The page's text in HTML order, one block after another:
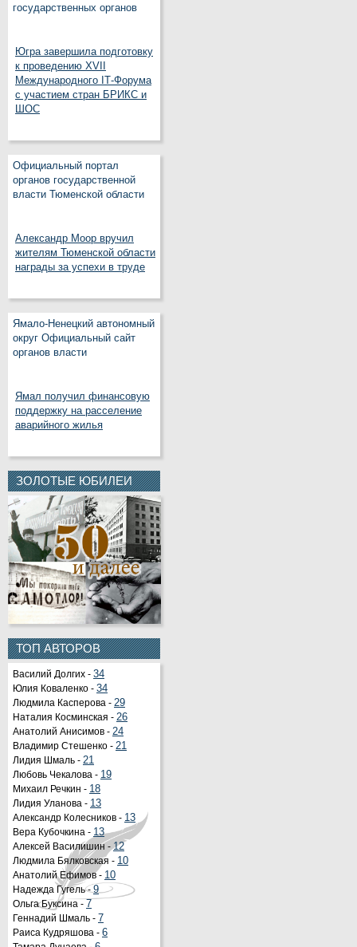
государственных органов
Югра завершила подготовку
к проведению XVII
Международного IT‑Форума
с участием стран БРИКС и
ШОС
Официальный портал
органов государственной
власти Тюменской области
Александр Моор вручил
жителям Тюменской области
награды за успехи в труде
Ямало-Ненецкий автономный
округ Официальный сайт
органов власти
Ямал получил финансовую
поддержку на расселение
аварийного жилья
ЗОЛОТЫЕ ЮБИЛЕИ
ТОП АВТОРОВ
Василий Долгих - 34
Юлия Коваленко - 34
Людмила Касперова - 29
Наталия Косминская - 26
Анатолий Анисимов - 24
Владимир Стешенко - 21
Лидия Шмаль - 21
Любовь Чекалова - 19
Михаил Речкин - 18
Лидия Уланова - 13
Александр Колесников - 13
Вера Кубочкина - 13
Алексей Василишин -12
Людмила Бялковская - 10
Анатолий Ефимов - 10
Надежда Гугель -9
Ольга Буксина - 7
Геннадий Шмаль - 7
Раиса Кудряшова - 6